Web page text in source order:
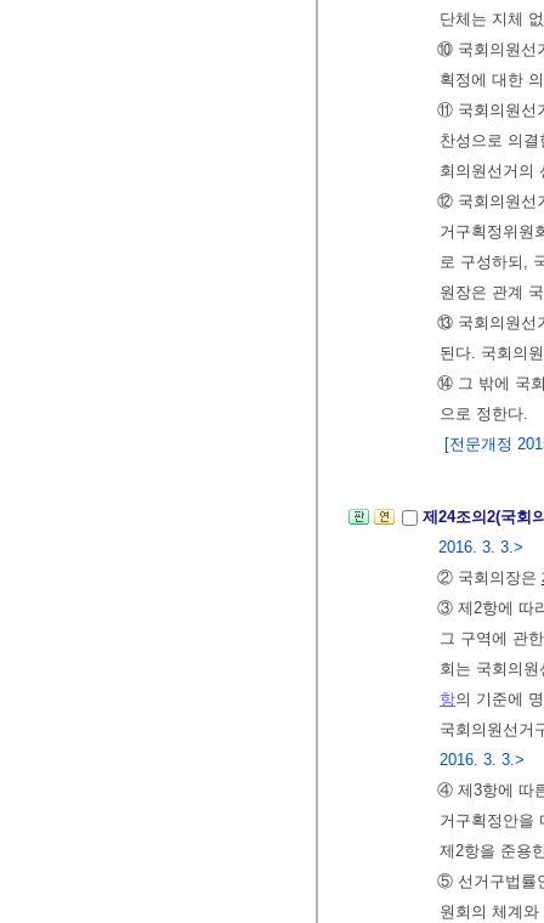
단체는 지체
⑩ 국회의원선
획정에 대한
⑪ 국회의원선
찬성으로 의
회의원선거의
⑫ 국회의원선
거구획정위원
로 구성하되,
원장은 관계
⑬ 국회의원선
된다. 국회의
⑭ 그 밖에 국
으로 정한다.
[전문개정
제24조의2(국회
2016. 3. 3.>
② 국회의장은
③ 제2항에 따
그 구역에 관
회는 국회의
항의 기준에
국회의원선거
2016. 3. 3.>
④ 제3항에 따
거구획정안을
제2항을 준용
⑤ 선거구법률
원회의 체계